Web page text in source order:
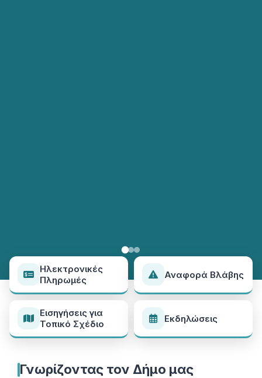
Ηλεκτρονικές
Πληρωμές
Αναφορά Βλάβης
Εισηγήσεις για
Τοπικό Σχέδιο
Εκδηλώσεις
Γνωρίζοντας τον Δήμο μας